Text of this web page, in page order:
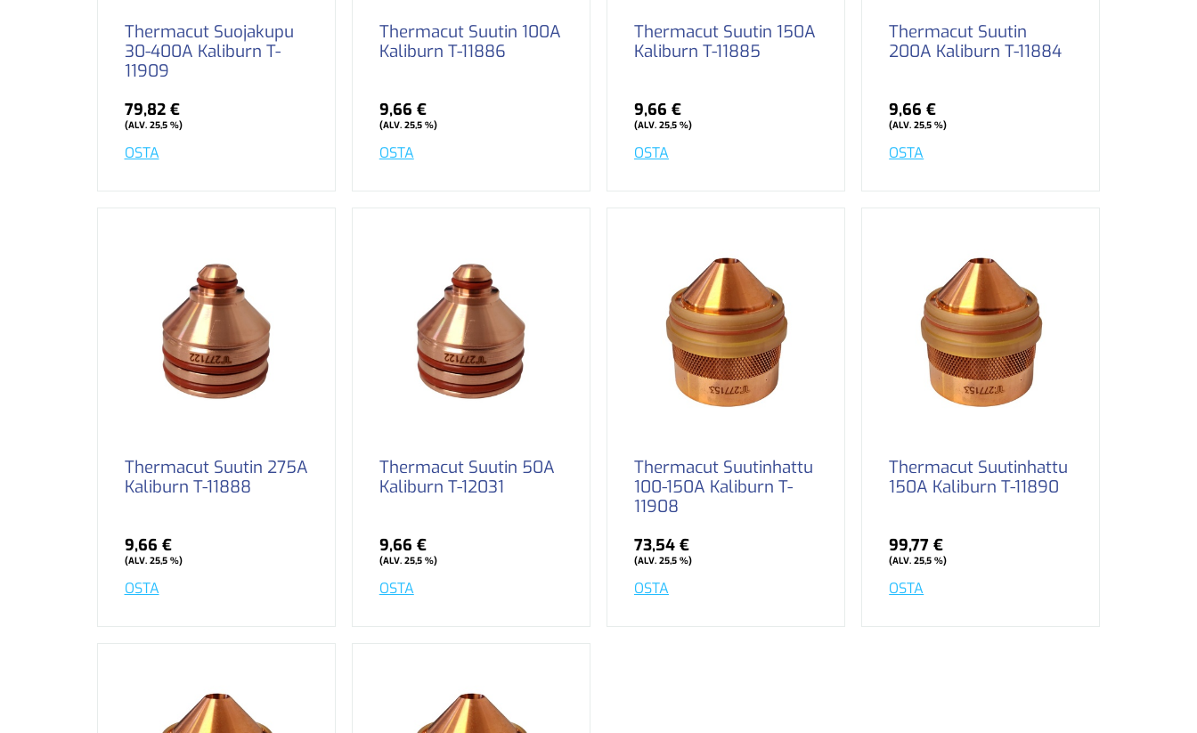
Thermacut Suojakupu
30-400A Kaliburn T-
11909
79,82 €
(ALV. 25,5 %)
OSTA
Thermacut Suutin 100A
Kaliburn T-11886
9,66 €
(ALV. 25,5 %)
OSTA
Thermacut Suutin 150A
Kaliburn T-11885
9,66 €
(ALV. 25,5 %)
OSTA
Thermacut Suutin
200A Kaliburn T-11884
9,66 €
(ALV. 25,5 %)
OSTA
Thermacut Suutin 275A
Kaliburn T-11888
9,66 €
(ALV. 25,5 %)
OSTA
Thermacut Suutin 50A
Kaliburn T-12031
9,66 €
(ALV. 25,5 %)
OSTA
Thermacut Suutinhattu
100-150A Kaliburn T-
11908
73,54 €
(ALV. 25,5 %)
OSTA
Thermacut Suutinhattu
150A Kaliburn T-11890
99,77 €
(ALV. 25,5 %)
OSTA